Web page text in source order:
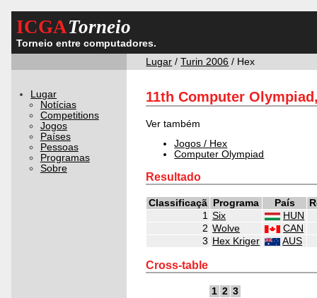
ICGATorneio
Torneio entre computadores.
Lugar /Turin 2006 / Hex
Lugar
Notícias
Competitions
Jogos
Países
Pessoas
Programas
Sobre
11th Computer
Ver também
Jogos / Hex
Computer Olympiad
Resultado
Classificaçã Programa País
1 Six
HUN
2 Wolve
CAN
3 Hex Kriger AUS
Cross-table
1 2 3